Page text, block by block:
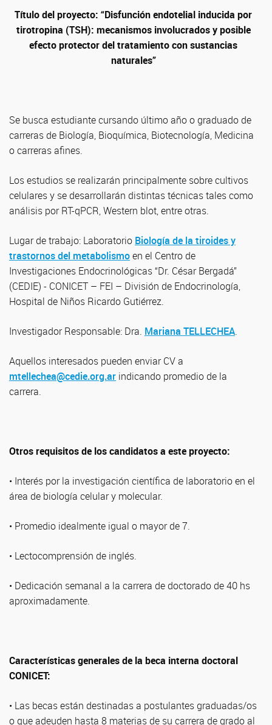
Título del proyecto: “Disfunción endotelial inducida por
tirotropina (TSH): mecanismos involucrados y posible
efecto protector del tratamiento con sustancias
naturales”
Se busca estudiante cursando último año o graduado de
carreras de Biología, Bioquímica, Biotecnología, Medicina
o carreras afines.
Los estudios se realizarán principalmente sobre cultivos
celulares y se desarrollarán distintas técnicas tales como
análisis por RT-qPCR, Western blot, entre otras.
Lugar de trabajo: Laboratorio Biología de la tiroides y
trastornos del metabolismoen el Centro de
Investigaciones Endocrinológicas “Dr. César Bergadá”
(CEDIE) - CONICET – FEI – División de Endocrinología,
Hospital de Niños Ricardo Gutiérrez.
Investigador Responsable: Dra. Mariana TELLECHEA.
Aquellos interesados pueden enviar CV a
mtellechea@cedie.org.ar indicando promedio de la
carrera.
Otros requisitos de los candidatos a este proyecto:
• Interés por la investigación científica de laboratorio en el
área de biología celular y molecular.
• Promedio idealmente igual o mayor de 7.
• Lectocomprensión de inglés.
• Dedicación semanal a la carrera de doctorado de 40 hs
aproximadamente.
Características generales de la beca interna doctoral
CONICET:
• Las becas están destinadas a postulantes graduadas/os
o que adeuden hasta 8 materias de su carrera de grado al